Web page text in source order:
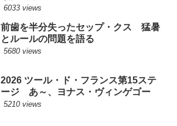
6033 views
前歯を半分失ったセップ・クス 猛暑
とルールの問題を語る
5680 views
2026 ツール・ド・フランス第15ステ
ージ あ～、ヨナス・ヴィンゲゴー
5210 views